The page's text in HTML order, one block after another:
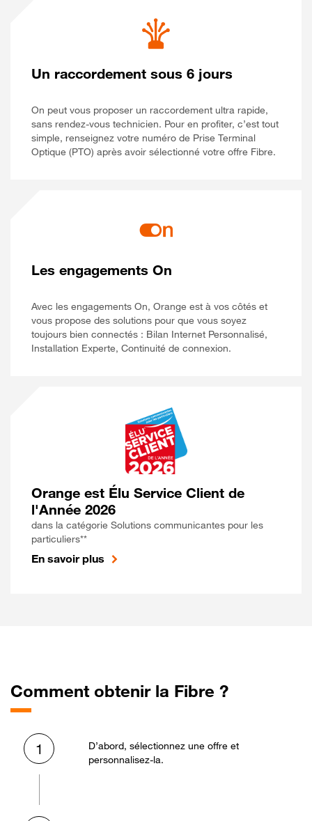
Un raccordement sous 6 jours
On peut vous proposer un raccordement ultra rapide,
sans rendez-vous technicien. Pour en profiter, c’est tout
simple, renseignez votre numéro de Prise Terminal
Optique (PTO) après avoir sélectionné votre offre Fibre.
Les engagements On
Avec les engagements On, Orange est à vos côtés et
vous propose des solutions pour que vous soyez
toujours bien connectés : Bilan Internet Personnalisé,
Installation Experte, Continuité de connexion.
Orange est Élu Service Client de
l'Année 2026
dans la catégorie Solutions communicantes pour les
particuliers**
En savoir plus
Comment obtenir la Fibre ?
1
D’abord, sélectionnez une offre et
personnalisez-la.